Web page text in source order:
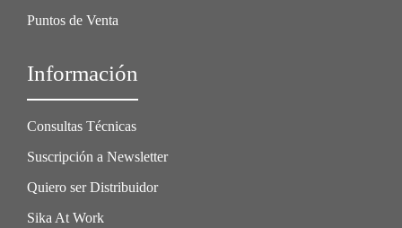
Puntos de Venta
Información
Consultas Técnicas
Suscripción a Newsletter
Quiero ser Distribuidor
Sika At Work